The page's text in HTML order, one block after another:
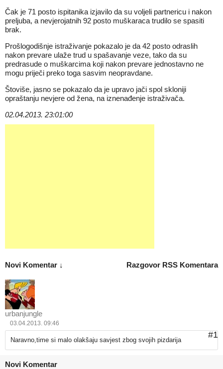
Čak je 71 posto ispitanika izjavilo da su voljeli partnericu i nakon
preljuba, a nevjerojatnih 92 posto muškaraca trudilo se spasiti
brak.
Prošlogodišnje istraživanje pokazalo je da 42 posto odraslih
nakon prevare ulaže trud u spašavanje veze, tako da su
predrasude o muškarcima koji nakon prevare jednostavno ne
mogu priječi preko toga sasvim neopravdane.
Štoviše, jasno se pokazalo da je upravo jači spol skloniji
opraštanju nevjere od žena, na iznenađenje istraživača.
02.04.2013. 23:01:00
Razgovor RSS Komentara
Novi Komentar ↓
urbanjungle
03.04.2013. 09:46
#1
Naravno,time si malo olakšaju savjest zbog svojih pizdarija
Novi Komentar